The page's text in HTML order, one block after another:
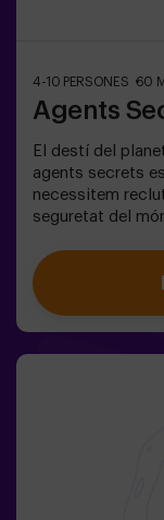
4-10 PERSONES 60
Agents
El destí del
agents secrets
necessitem
seguretat del
excepcional,
amenaça. 💪
acceptar la
a nens
Inclou un joc de
amb llums LED.
físics en equip